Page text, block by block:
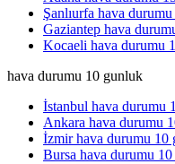
Şanlıurfa hava
Gaziantep hava
Kocaeli hava durumu
hava durumu 10 gunluk
İstanbul hava durumu
Ankara hava durumu
İzmir hava durumu 10
Bursa hava durumu